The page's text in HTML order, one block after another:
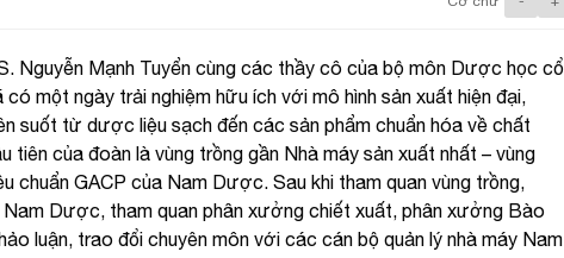
Nguyễn Mạnh Tuyển cùng các thầy cô của bộ môn Dược học cổ
có một ngày trải nghiệm hữu ích với mô hình sản xuất hiện đại,
suốt từ dược liệu sạch đến các sản phẩm chuẩn hóa về chất
của đoàn là vùng trồng gần Nhà máy sản xuất nhất – vùng
chuẩn GACP của Nam Dược. Sau khi tham quan vùng trồng,
Dược, tham quan phân xưởng chiết xuất, phân xưởng Bào
luận, trao đổi chuyên môn với các cán bộ quản lý nhà máy Nam